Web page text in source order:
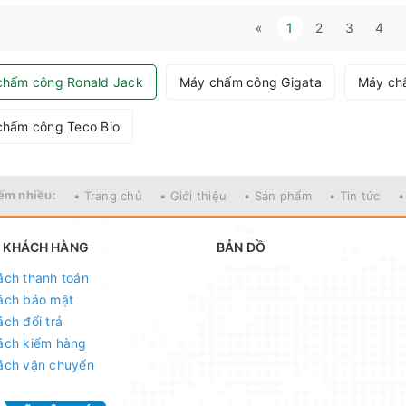
« 1 2 3 4
công Ronald Jack Máy chấm công Gigata Máy
công Teco Bio
nhiều: • Trang chủ • Giới thiệu • Sản phẩm • Tin tức
KHÁCH HÀNG
thanh toán
bảo mật
đổi trả
kiểm hàng
vận chuyển
BẢN ĐỒ